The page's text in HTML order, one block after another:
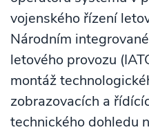
vojenského řízení
Národním
letového provozu
montáž
zobrazovacích a
technického dohledu